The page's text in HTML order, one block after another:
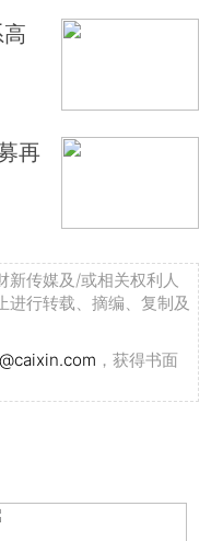
再
新传媒及/或相关权利人
进行转载、摘编、复制及
，获得书面